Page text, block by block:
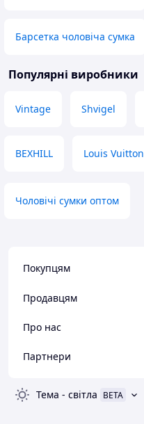
Барсетка чоловіча сумка
Популярні виробники
Vintage Shvigel
BEXHILL Louis Vuitton
Чоловічі сумки оптом
Покупцям
Продавцям
Про нас
Партнери
Тема - світла BETA